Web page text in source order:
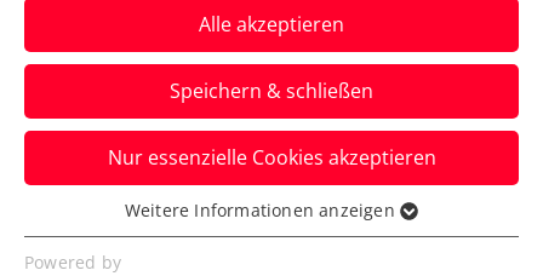
Die Geschäftsstelle in Vösendorf
ist die organisatorische,
Alle akzeptieren
Speichern & schließen
Nur essenzielle Cookies akzeptieren
Essenziell
Essenzielle Cookies werden für grundlegende
Weitere Informationen anzeigen
Powered by